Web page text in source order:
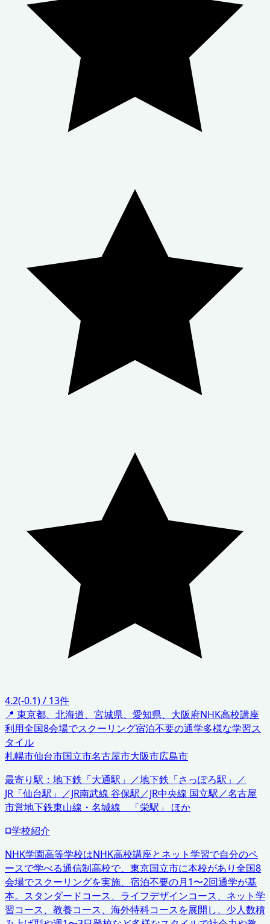
4.2(-0.1)/ 13件
📍 東京都、北海道、宮城県、愛知県、大阪府NHK高校講座
利用全国8会場でスクーリング宿泊不要の通学多様な学習ス
タイル
札幌市仙台市国立市名古屋市大阪市広島市
最寄り駅： 地下鉄「大通駅」／地下鉄「さっぽろ駅」／
JR「仙台駅」／JR南武線 谷保駅／JR中央線 国立駅／名古屋
市営地下鉄東山線・名城線 「栄駅」 ほか
学校紹介
NHK学園高等学校はNHK高校講座とネット学習で自分のペ
ースで学べる通信制高校で、東京国立市に本校があり全国8
会場でスクーリングを実施、宿泊不要の月1〜2回通学が基
本。スタンダードコース、ライフデザインコース、ネット学
習コース、教養コース、海外特科コースを展開し、少人数積